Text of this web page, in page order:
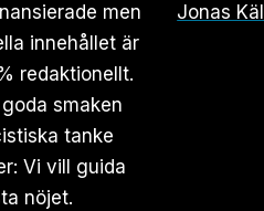
men
innehållet är
redaktionellt.
smaken
tanke
Vi vill guida
nöjet.
Jonas